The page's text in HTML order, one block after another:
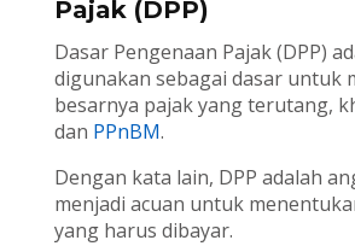
Pajak (DPP)
Dasar Pengenaan Pajak (DPP)
digunakan sebagai dasar untuk
besarnya pajak yang terutang,
dan PPnBM.
Dengan kata lain, DPP adalah
menjadi acuan untuk
yang harus dibayar.